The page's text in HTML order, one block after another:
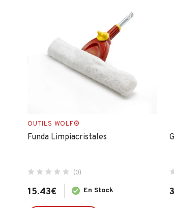
OUTILS WOLF®
Funda Limpiacristales
(0)
15.43€ En Stock